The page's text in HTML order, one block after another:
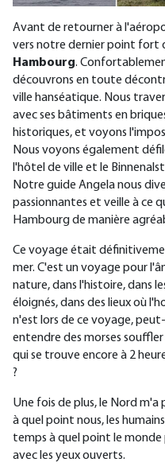
Avant de retourner à
vers notre dernier point fort
Hambourg.
découvrons en toute
ville hanséatique. Nous
avec ses bâtiments en
historiques, et voyons
Nous voyons également
l'hôtel de ville et le
Notre guide Angela nous
passionnantes et veille à ce
Hambourg de manière
Ce voyage était
mer. C'est un voyage pour
nature, dans l'histoire, dans
éloignés, dans des lieux où
n'est lors de ce voyage,
entendre des morses
qui se trouve encore à 2
?
Une fois de plus, le Nord
à quel point nous, les
temps à quel point le
avec les yeux ouverts.